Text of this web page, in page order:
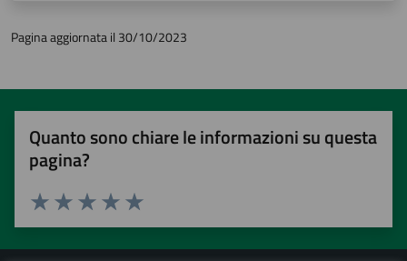
Pagina aggiornata il 30/10/2023
Quanto sono chiare le informazioni su questa
pagina?
Valuta 5 stelle su 5
Valuta 4 stelle su 5
Valuta 3 stelle su 5
Valuta 2 stelle su 5
Valuta 1 stelle su 5